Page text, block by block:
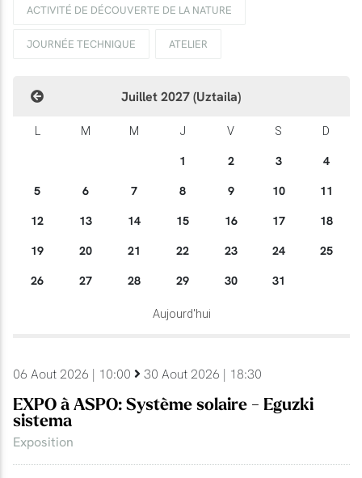
ACTIVITÉ DE DÉCOUVERTE DE LA NATURE
JOURNÉE TECHNIQUE ATELIER
Juillet 2027 (Uztaila)
L M M J V S D
1 2 3 4
5 6 7 8 9 10 11
12 13 14 15 16 17 18
19 20 21 22 23 24 25
26 27 28 29 30 31
Aujourd'hui
06 Aout 2026 | 10:00 30 Aout 2026 | 18:30
EXPO à ASPO: Système solaire - Eguzki
sistema
Exposition